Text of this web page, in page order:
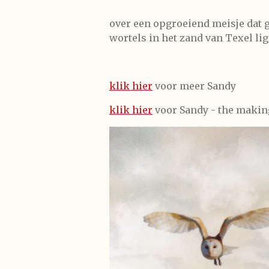
over een opgroeiend meisje dat
wortels in het zand van Texel
klik hier voor meer Sandy
klik hier voor Sandy - the